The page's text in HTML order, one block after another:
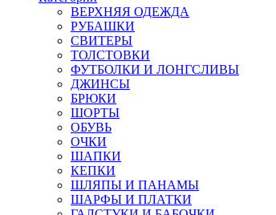
ВЕРХНЯЯ ОДЕЖДА
РУБАШКИ
СВИТЕРЫ
ТОЛСТОВКИ
ФУТБОЛКИ И ЛОНГСЛИВЫ
ДЖИНСЫ
БРЮКИ
ШОРТЫ
ОБУВЬ
ОЧКИ
ШАПКИ
КЕПКИ
ШЛЯПЫ И ПАНАМЫ
ШАРФЫ И ПЛАТКИ